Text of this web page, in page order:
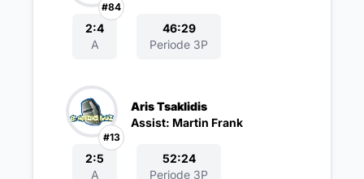
#84
2:4
A
46:29
Periode 3P
#13
Aris Tsaklidis
Assist: Martin Frank
2:5
A
52:24
Periode 3P